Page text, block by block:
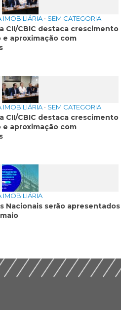
IMOBILIÁRIA • SEM CATEGORIA
CII/CBIC destaca crescimento
aproximação com
IMOBILIÁRIA • SEM CATEGORIA
CII/CBIC destaca crescimento
aproximação com
IMOBILIÁRIA
Nacionais serão apresentados